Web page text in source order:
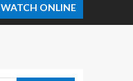
WATCH ONLINE